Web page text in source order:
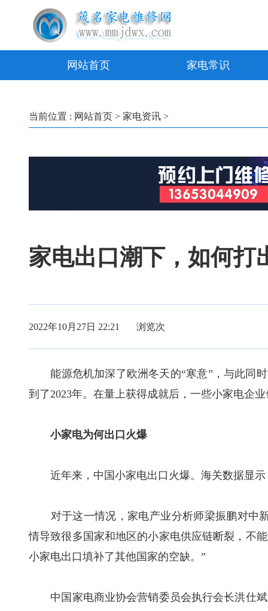
网站首页 家电常识
当前位置 : 网站首页 > 家电资讯 >
家电出口潮下，如何打
2022年10月27日 22:21 浏览次
能源危机加深了欧洲冬天的“寒意”，与此同时
到了2023年。在量上获得成就后，一些小家电企
小家电为何出口火爆
近年来，中国小家电出口火爆。海关数据显示
对于这一情况，家电产业分析师梁振鹏对中
情导致很多国家和地区的小家电供应链断裂，不
小家电出口填补了其他国家的空缺。”
中国家电商业协会营销委员会执行会长洪仕斌